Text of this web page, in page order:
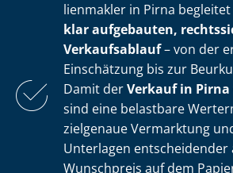
li­en­mak­ler in Pirna
klar aufgebauten,
Verkaufsablauf– von der
Einschätzung bis zur
Damit derVerkauf in Pirna
sind eine belastbare
zielgenaue Vermarktung
Unterlagen entscheidender
Wunschpreis auf dem